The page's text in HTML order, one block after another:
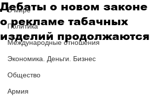
В мире
Политика
Международные отношения
Экономика. Деньги. Бизнес
Общество
Армия
Дебаты о новом законе
о рекламе табачных
изделий продолжаются